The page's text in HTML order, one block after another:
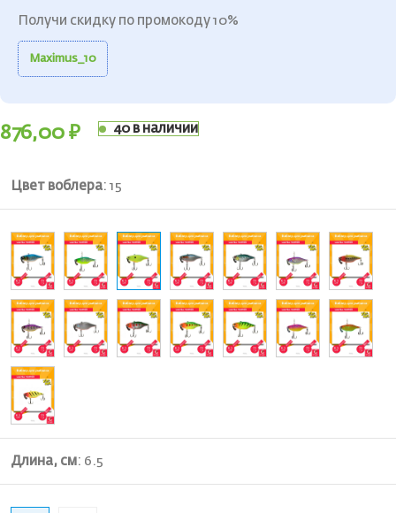
Получи скидку по промокоду 10%
Maximus_10
876,00 ₽ 40 в наличии
Цвет воблера: 15
Длина, см: 6.5